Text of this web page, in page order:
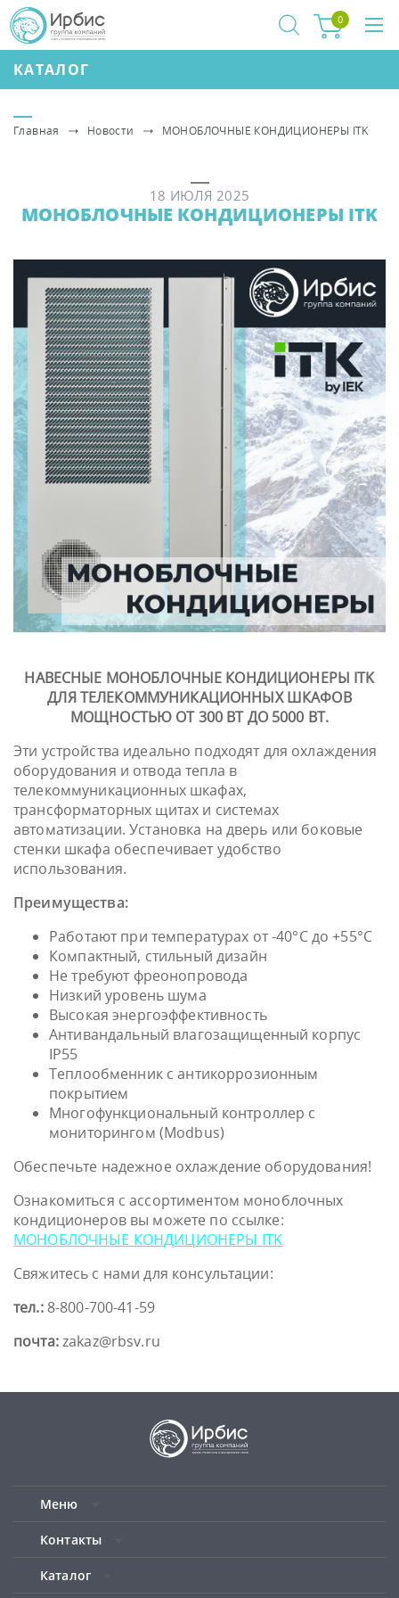
КАТАЛОГ
0
Главная Новости МОНОБЛОЧНЫЕ КОНДИЦИОНЕРЫ ITK
18 ИЮЛЯ 2025
МОНОБЛОЧНЫЕ КОНДИЦИОНЕРЫ ITK
НАВЕСНЫЕ МОНОБЛОЧНЫЕ КОНДИЦИОНЕРЫ ITK
ДЛЯ ТЕЛЕКОММУНИКАЦИОННЫХ ШКАФОВ
МОЩНОСТЬЮ ОТ 300 ВТ ДО 5000 ВТ.
Эти устройства идеально подходят для охлаждения
оборудования и отвода тепла в
телекоммуникационных шкафах,
трансформаторных щитах и системах
автоматизации. Установка на дверь или боковые
стенки шкафа обеспечивает удобство
использования.
Преимущества:
Работают при температурах от -40°С до +55°С
Компактный, стильный дизайн
Не требуют фреонопровода
Низкий уровень шума
Высокая энергоэффективность
Антивандальный влагозащищенный корпус
IP55
Теплообменник с антикоррозионным
покрытием
Многофункциональный контроллер с
мониторингом (Modbus)
Обеспечьте надежное охлаждение оборудования!
Ознакомиться с ассортиментом моноблочных
кондиционеров вы можете по ссылке:
МОНОБЛОЧНЫЕ КОНДИЦИОНЕРЫ ITK
Свяжитесь с нами для консультации:
тел.:8-800-700-41-59
почта:zakaz@rbsv.ru
Меню
Контакты
Каталог